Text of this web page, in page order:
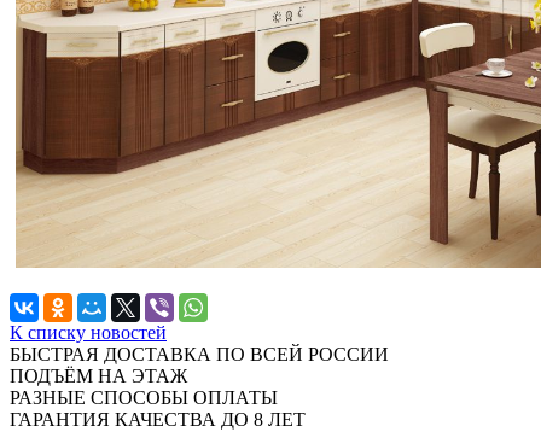
К списку новостей
БЫСТРАЯ ДОСТАВКА ПО ВСЕЙ РОССИИ
ПОДЪЁМ НА ЭТАЖ
РАЗНЫЕ СПОСОБЫ ОПЛАТЫ
ГАРАНТИЯ КАЧЕСТВА ДО 8 ЛЕТ